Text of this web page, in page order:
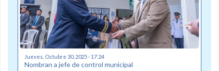
Jueves, Octubre 30, 2025 - 17:24
Nombran a jefe de control municipal